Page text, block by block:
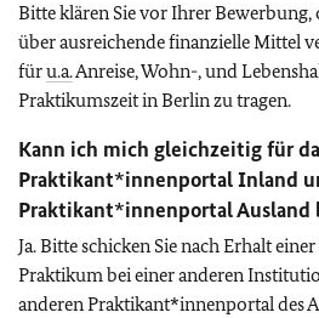
Bitte klären Sie vor Ihrer Bewerbung,
über ausreichende finanzielle Mittel
füru.a.Anreise, Wohn-, und
Praktikumszeit in Berlin zu tragen.
Kann ich mich gleichzeitig für
Praktikant*innenportal Inland
Praktikant*innenportal Ausland
Ja. Bitte schicken Sie nach Erhalt
Praktikum bei einer anderen
anderen Praktikant*innenportal des